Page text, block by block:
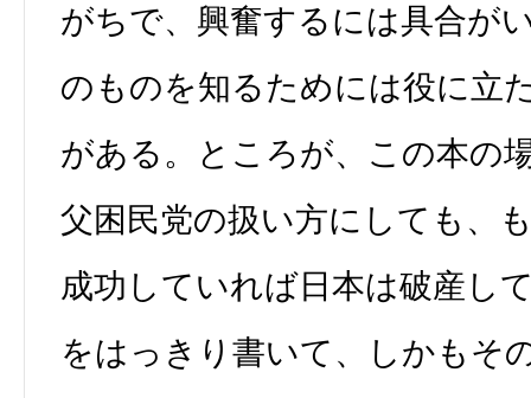
がちで、興奮するには具合が
のものを知るためには役に立
がある。ところが、この本の
父困民党の扱い方にしても、
成功していれば日本は破産し
をはっきり書いて、しかもそ